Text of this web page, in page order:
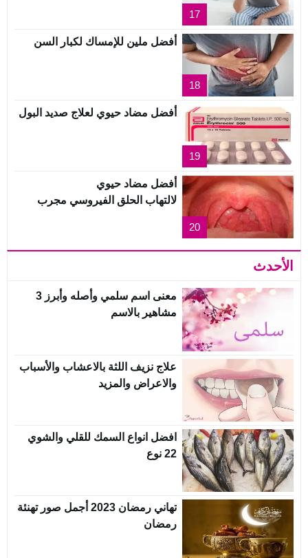
17
18
أفضل ملين للإمساك لكبار السن
19
أفضل مضاد حيوي لعلاج صديد البول
20
أفضل مضاد حيوي
لالتهاب الحلق الفيروسي مجرب
الأحدث
معنى اسم سلمي وأصله وأبرز 3
مشاهير بالاسم
علاج نزيف اللثة بالاعشاب والأسباب
والاعراض والمزيد
افضل انواع السمك للقلي والشوي
22 نوع
تهاني رمضان 2023 أجمل صور تهنئة
رمضان